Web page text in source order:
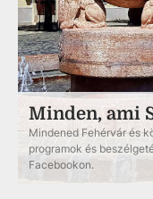
Minden, ami
Mindened Fehérvár és
programok és
Facebookon.